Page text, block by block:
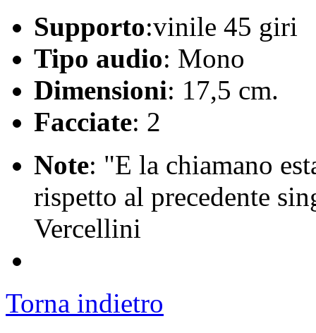
Supporto:vinile 45 giri
Tipo audio: Mono
Dimensioni: 17,5 cm.
Facciate: 2
Note: "E la chiamano
rispetto al precedente
Vercellini
Torna indietro